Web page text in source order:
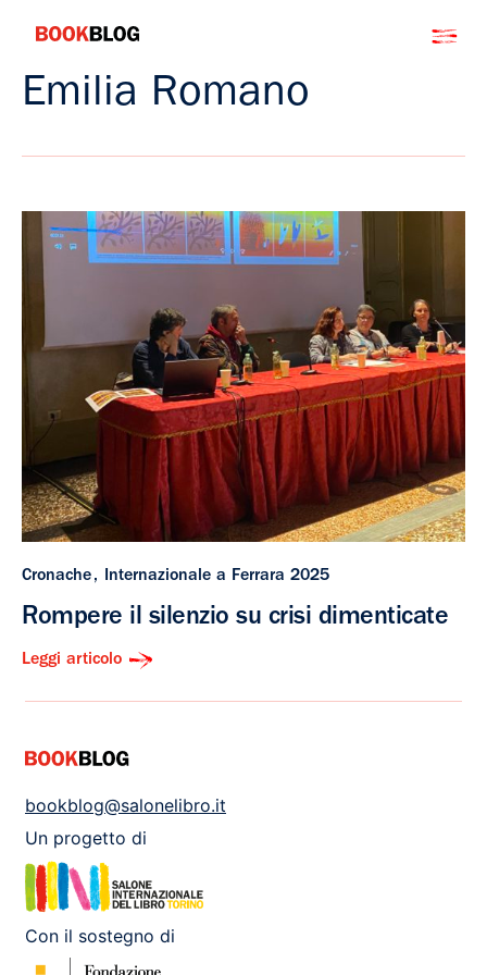
contenuto
Bookblog
Emilia Romano
Cronache Internazionale a Ferrara 2025
Rompere il silenzio su crisi dimenticate
Leggi articolo
bookblog@salonelibro.it
Un progetto di
Con il sostegno di